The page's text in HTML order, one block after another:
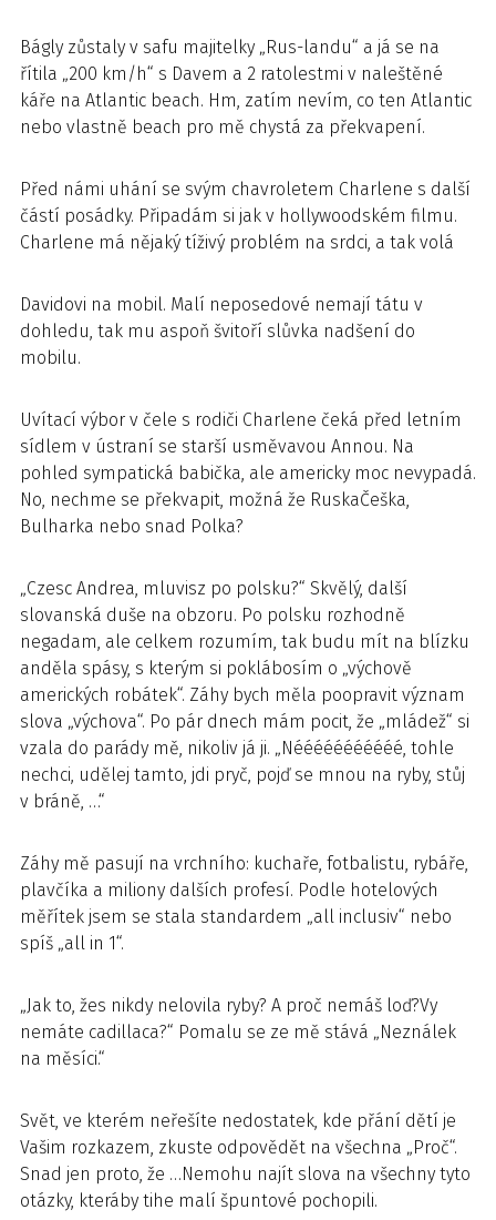
Bágly zůstaly v safu majitelky „Rus-landu“ a já se na
řítila „200 km/h“ s Davem a 2 ratolestmi v naleštěné
káře na Atlantic beach. Hm, zatím nevím, co ten Atlantic
nebo vlastně beach pro mě chystá za překvapení.
Před námi uhání se svým chavroletem Charlene s další
částí posádky. Připadám si jak v hollywoodském filmu.
Charlene má nějaký tíživý problém na srdci, a tak volá
Davidovi na mobil. Malí neposedové nemají tátu v
dohledu, tak mu aspoň švitoří slůvka nadšení do
mobilu.
Uvítací výbor v čele s rodiči Charlene čeká před letním
sídlem v ústraní se starší usměvavou Annou. Na
pohled sympatická babička, ale americky moc nevypadá.
No, nechme se překvapit, možná že RuskaČeška,
Bulharka nebo snad Polka?
„Czesc Andrea, mluvisz po polsku?“ Skvělý, další
slovanská duše na obzoru. Po polsku rozhodně
negadam, ale celkem rozumím, tak budu mít na blízku
anděla spásy, s kterým si poklábosím o „výchově
amerických robátek“. Záhy bych měla poopravit význam
slova „výchova“. Po pár dnech mám pocit, že „mládež“ si
vzala do parády mě, nikoliv já ji. „Nééééééééééé, tohle
nechci, udělej tamto, jdi pryč, pojď se mnou na ryby, stůj
v bráně, …“
Záhy mě pasují na vrchního: kuchaře, fotbalistu, rybáře,
plavčíka a miliony dalších profesí. Podle hotelových
měřítek jsem se stala standardem „all inclusiv“ nebo
spíš „all in 1“.
„Jak to, žes nikdy nelovila ryby? A proč nemáš loď?Vy
nemáte cadillaca?“ Pomalu se ze mě stává „Neználek
na měsíci.“
Svět, ve kterém neřešíte nedostatek, kde přání dětí je
Vašim rozkazem, zkuste odpovědět na všechna „Proč“.
Snad jen proto, že …Nemohu najít slova na všechny tyto
otázky, kteráby tihe malí špuntové pochopili.